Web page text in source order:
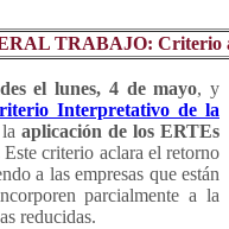
TRABAJO: Criterio
el lunes, 4 de mayo, y
Interpretativo de la
aplicación de los ERTEs
Este criterio aclara el retorno
a las empresas que están
parcialmente a la
reducidas.